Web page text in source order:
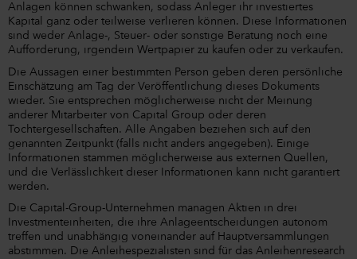
Anlagen können schwanken, sodass Anleger ihr investiertes
Kapital ganz oder teilweise verlieren können. Diese Informationen
sind weder Anlage-, Steuer- oder sonstige Beratung noch eine
Aufforderung, irgendein Wertpapier zu kaufen oder zu verkaufen.
Die Aussagen einer bestimmten Person geben deren persönliche
Einschätzung am Tag der Veröffentlichung dieses Dokuments
wieder. Sie entsprechen möglicherweise nicht der Meinung
anderer Mitarbeiter von Capital Group oder deren
Tochtergesellschaften. Alle Angaben beziehen sich auf den
genannten Zeitpunkt (falls nicht anders angegeben). Einige
Informationen stammen möglicherweise aus externen Quellen,
und die Verlässlichkeit dieser Informationen kann nicht garantiert
werden.
Die Capital-Group-Unternehmen managen Aktien in drei
Investmenteinheiten, die ihre Anlageentscheidungen autonom
treffen und unabhängig voneinander auf Hauptversammlungen
abstimmen. Die Anleihespezialisten sind für das Anleihenresearch